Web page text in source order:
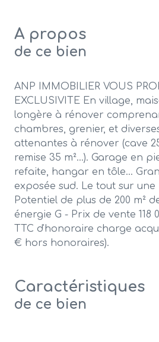
A propos
de ce bien
ANP IMMOBILIER VOUS
EXCLUSIVITE En village,
longère à rénover
chambres, grenier, et
attenantes à rénover (cave
remise 35 m²...). Garage en
refaite, hangar en tôle...
exposée sud. Le tout sur une
Potentiel de plus de 200 m²
énergie G - Prix de vente 118
TTC d'honoraire charge
€ hors honoraires).
Caractéristiques
de ce bien